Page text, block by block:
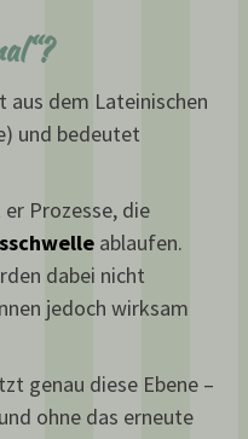
dem Lateinischen
und bedeutet
Prozesse, die
ablaufen.
dabei nicht
jedoch wirksam
genau diese Ebene –
ohne das erneute